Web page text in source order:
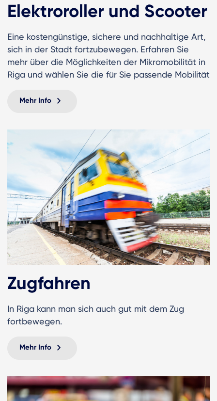
Elektroroller und Scooter
Eine kostengünstige, sichere und nachhaltige Art,
sich in der Stadt fortzubewegen. Erfahren Sie
mehr über die Möglichkeiten der Mikromobilität in
Riga und wählen Sie die für Sie passende Mobilität
Mehr Info
Zugfahren
In Riga kann man sich auch gut mit dem Zug
fortbewegen.
Mehr Info